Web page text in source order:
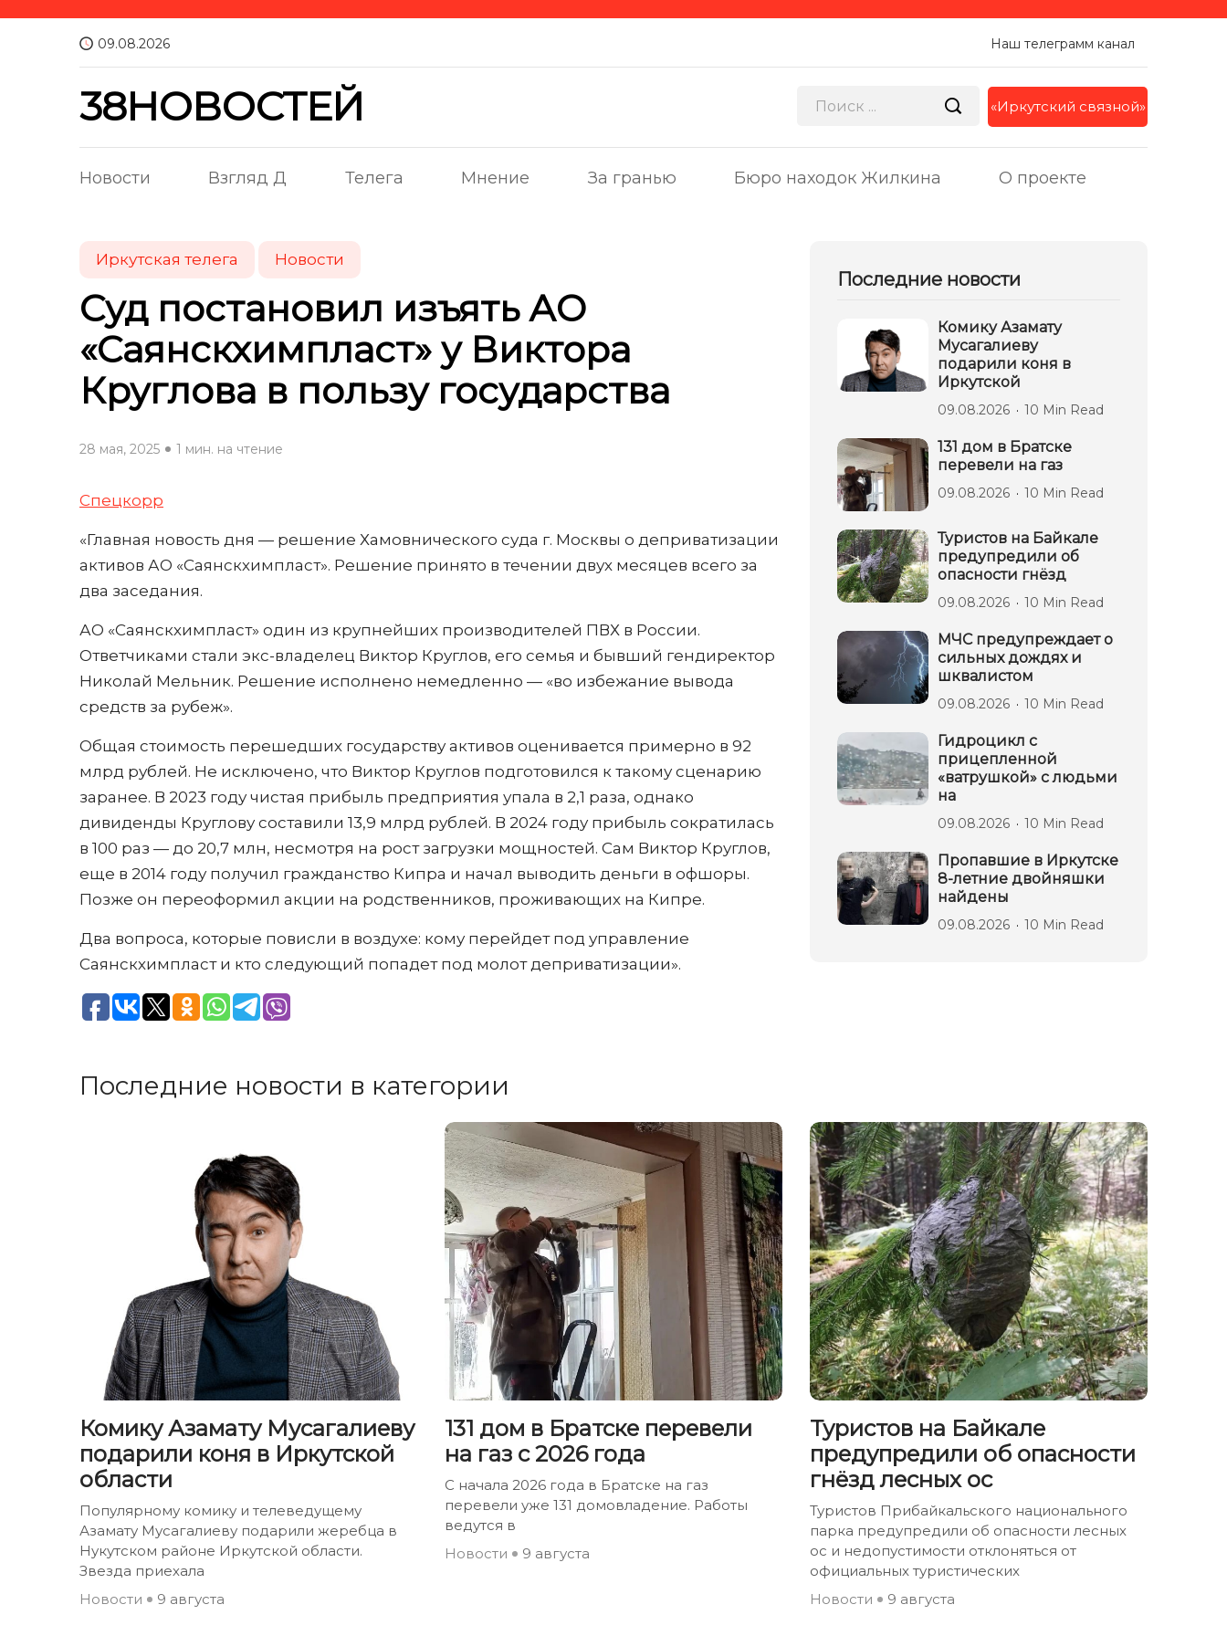
09.08.2026 Наш телеграмм канал
38НОВОСТЕЙ «Иркутский связной»
Новости Взгляд Д Телега Мнение За гранью Бюро находок Жилкина О проекте
Иркутская телега Новости
Суд постановил изъять АО
«Саянскхимпласт» у Виктора
Круглова в пользу государства
28 мая, 2025 1 мин. на чтение
Спецкорр
«Главная новость дня — решение Хамовнического суда г. Москвы о деприватизации
активов АО «Саянскхимпласт». Решение принято в течении двух месяцев всего за
два заседания.
АО «Саянскхимпласт» один из крупнейших производителей ПВХ в России.
Ответчиками стали экс-владелец Виктор Круглов, его семья и бывший гендиректор
Николай Мельник. Решение исполнено немедленно — «во избежание вывода
средств за рубеж».
Общая стоимость перешедших государству активов оценивается примерно в 92
млрд рублей. Не исключено, что Виктор Круглов подготовился к такому сценарию
заранее. В 2023 году чистая прибыль предприятия упала в 2,1 раза, однако
дивиденды Круглову составили 13,9 млрд рублей. В 2024 году прибыль сократилась
в 100 раз — до 20,7 млн, несмотря на рост загрузки мощностей. Сам Виктор Круглов,
еще в 2014 году получил гражданство Кипра и начал выводить деньги в офшоры.
Позже он переоформил акции на родственников, проживающих на Кипре.
Два вопроса, которые повисли в воздухе: кому перейдет под управление
Саянскхимпласт и кто следующий попадет под молот деприватизации».
Последние новости
Комику Азамату
Мусагалиеву
подарили коня в
Иркутской
09.08.2026 10 Min Read
131 дом в Братске
перевели на газ
09.08.2026 10 Min Read
Туристов на Байкале
предупредили об
опасности гнёзд
09.08.2026 10 Min Read
МЧС предупреждает о
сильных дождях и
шквалистом
09.08.2026 10 Min Read
Гидроцикл с
прицепленной
«ватрушкой» с людьми
на
09.08.2026 10 Min Read
Пропавшие в Иркутске
8-летние двойняшки
найдены
09.08.2026 10 Min Read
Последние новости в категории
Комику Азамату Мусагалиеву
подарили коня в Иркутской
области
Популярному комику и телеведущему
Азамату Мусагалиеву подарили жеребца в
Нукутском районе Иркутской области.
Звезда приехала
Новости
9 августа
131 дом в Братске перевели
на газ с 2026 года
С начала 2026 года в Братске на газ
перевели уже 131 домовладение. Работы
ведутся в
Новости
9 августа
Туристов на Байкале
предупредили об опасности
гнёзд лесных ос
Туристов Прибайкальского национального
парка предупредили об опасности лесных
ос и недопустимости отклоняться от
официальных туристических
Новости
9 августа